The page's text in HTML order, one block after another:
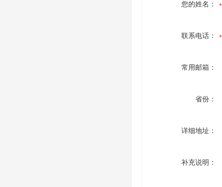
您的姓名：
联系电话：
常用邮箱：
省份：
详细地址：
补充说明：